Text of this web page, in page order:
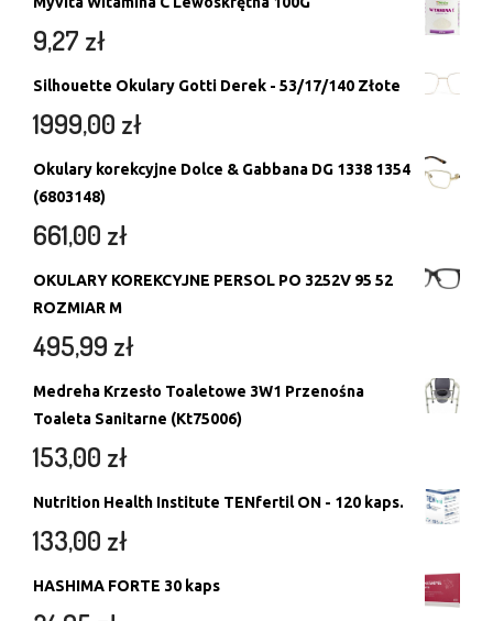
9,27 zł
Silhouette Okulary Gotti Derek - 53/17/140 Złote
1999,00 zł
Okulary korekcyjne Dolce & Gabbana DG 1338 1354
(6803148)
661,00 zł
OKULARY KOREKCYJNE PERSOL PO 3252V 95 52
ROZMIAR M
495,99 zł
Medreha Krzesło Toaletowe 3W1 Przenośna
Toaleta Sanitarne (Kt75006)
153,00 zł
Nutrition Health Institute TENfertil ON - 120 kaps.
133,00 zł
HASHIMA FORTE 30 kaps